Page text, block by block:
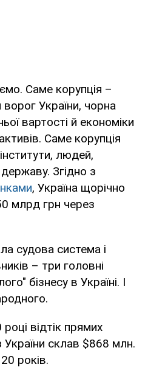
Саме корупція –
України, чорна
вартості й економіки
Саме корупція
людей,
Згідно з
, Україна щорічно
млрд грн через
судова система і
– три головні
бізнесу в Україні. І
відтік прямих
України склав $868 млн.
років.